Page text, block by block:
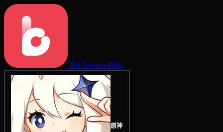
BitTopup Wiki
原神